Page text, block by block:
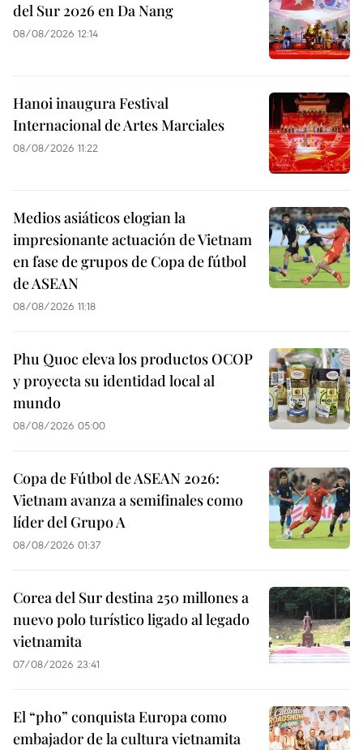
del Sur 2026 en Da Nang
08/08/2026 12:14
Hanoi inaugura Festival
Internacional de Artes Marciales
08/08/2026 11:22
Medios asiáticos elogian la
impresionante actuación de Vietnam
en fase de grupos de Copa de fútbol
de ASEAN
08/08/2026 11:18
Phu Quoc eleva los productos OCOP
y proyecta su identidad local al
mundo
08/08/2026 05:00
Copa de Fútbol de ASEAN 2026:
Vietnam avanza a semifinales como
líder del Grupo A
08/08/2026 01:37
Corea del Sur destina 250 millones a
nuevo polo turístico ligado al legado
vietnamita
07/08/2026 23:41
El “pho” conquista Europa como
embajador de la cultura vietnamita